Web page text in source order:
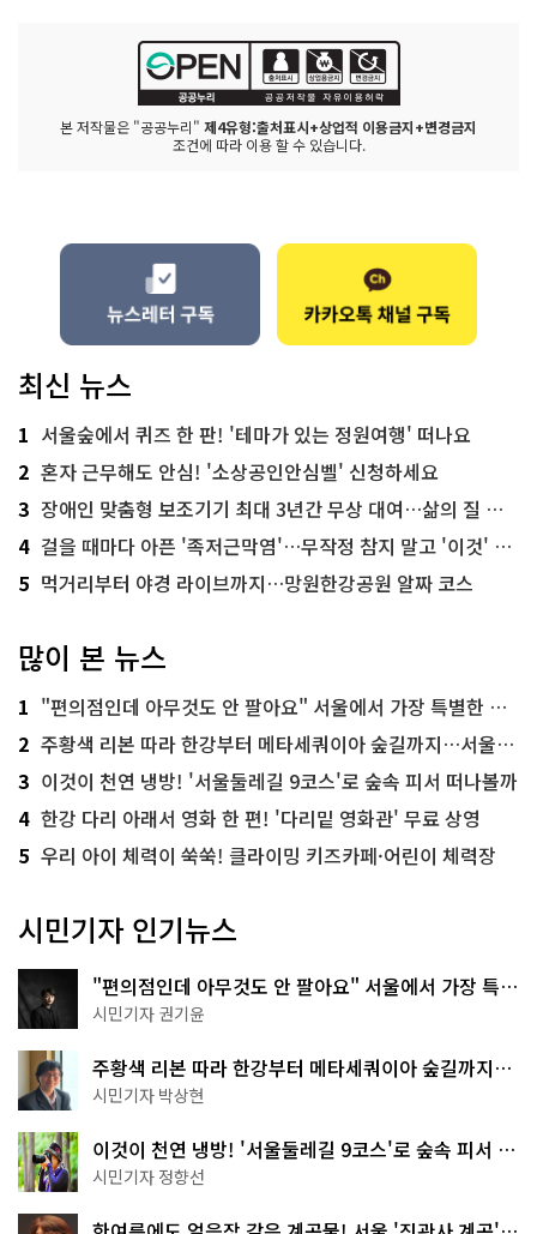
본 저작물은 "공공누리" 제4유형:출처표시+상업적 이용금지+변경금지
조건에 따라 이용 할 수 있습니다.
최신 뉴스
1 서울숲에서 퀴즈 한 판! '테마가 있는 정원여행' 떠나요
2 혼자 근무해도 안심! '소상공인안심벨' 신청하세요
3 장애인 맞춤형 보조기기 최대 3년간 무상 대여…삶의 질 높인다
4 걸을 때마다 아픈 '족저근막염'…무작정 참지 말고 '이것' 해보세요!
5 먹거리부터 야경 라이브까지…망원한강공원 알짜 코스
많이 본 뉴스
1 "편의점인데 아무것도 안 팔아요" 서울에서 가장 특별한 편의점의 정체
2 주황색 리본 따라 한강부터 메타세쿼이아 숲길까지…서울둘레길 15코스
3 이것이 천연 냉방! '서울둘레길 9코스'로 숲속 피서 떠나볼까
4 한강 다리 아래서 영화 한 편! '다리밑 영화관' 무료 상영
5 우리 아이 체력이 쑥쑥! 클라이밍 키즈카페·어린이 체력장
시민기자 인기뉴스
"편의점인데 아무것도 안 팔아요" 서울에서 가장 특별
한 편의점의 정체
시민기자 권기윤
주황색 리본 따라 한강부터 메타세쿼이아 숲길까지…
서울둘레길 15코스
시민기자 박상현
이것이 천연 냉방! '서울둘레길 9코스'로 숲속 피서 떠
나볼까
시민기자 정향선